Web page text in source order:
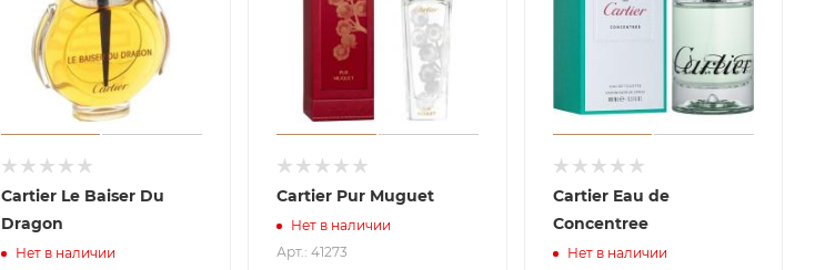
Cartier Le Baiser Du
Dragon
Нет в наличии
Cartier Pur Muguet
Нет в наличии
Арт.: 41273
Cartier Eau de
Concentree
Нет в наличии